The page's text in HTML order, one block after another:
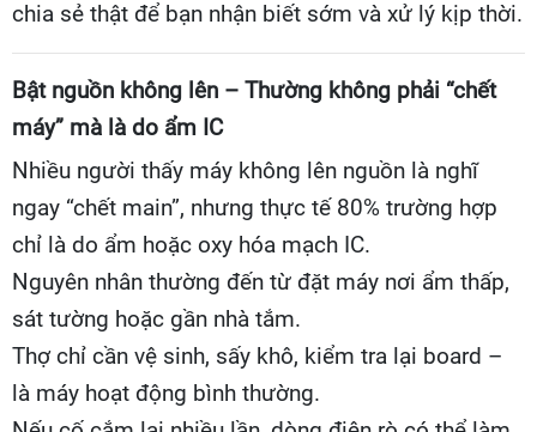
chia sẻ thật để bạn nhận biết sớm và xử lý kịp thời.
Bật nguồn không lên – Thường không phải “chết
máy” mà là do ẩm IC
Nhiều người thấy máy không lên nguồn là nghĩ
ngay “chết main”, nhưng thực tế 80% trường hợp
chỉ là do ẩm hoặc oxy hóa mạch IC.
Nguyên nhân thường đến từ đặt máy nơi ẩm thấp,
sát tường hoặc gần nhà tắm.
Thợ chỉ cần vệ sinh, sấy khô, kiểm tra lại board –
là máy hoạt động bình thường.